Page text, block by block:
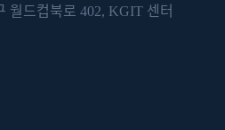
월드컵북로 402, KGIT 센터